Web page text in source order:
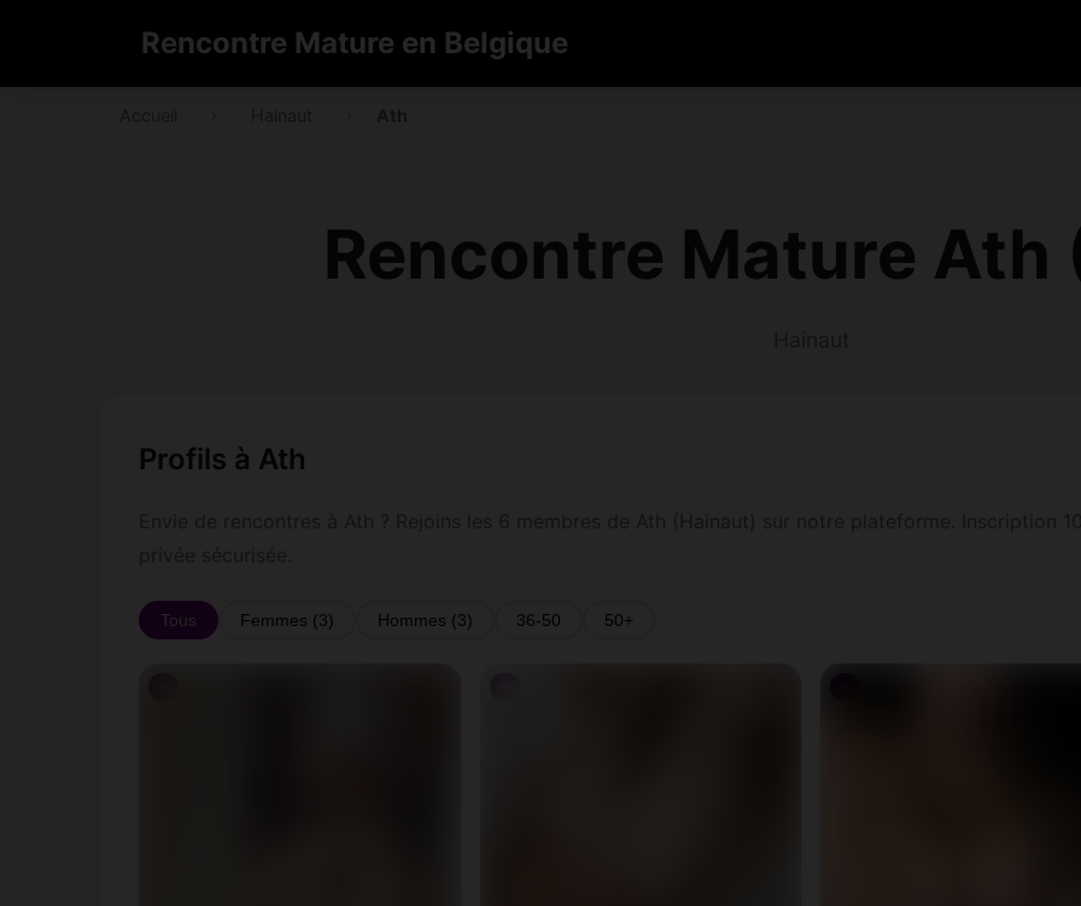
Rencontre Mature en Belgique
Rencontre Mature Ath
Profils à Ath
Tous Femmes (3) Hommes (3) 36-50 50+